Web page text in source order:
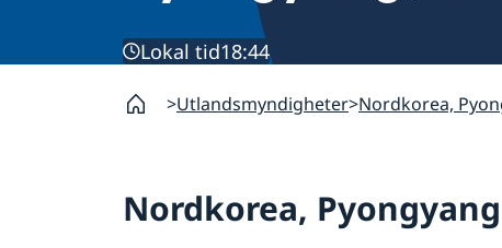
Lokal tid18:44
Utlandsmyndigheter Nordkorea,
Nordkorea, Pyongyang